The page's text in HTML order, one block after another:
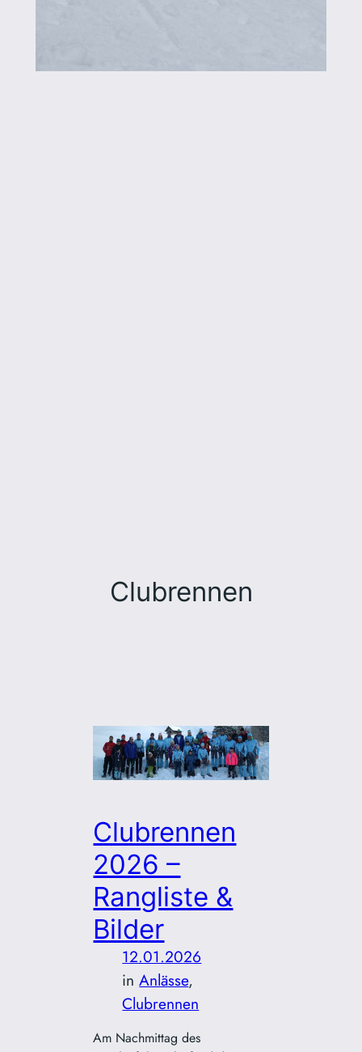
Clubrennen
Clubrennen
2026 –
Rangliste &
Bilder
12.01.2026
inAnlässe
Clubrennen
Am Nachmittag des